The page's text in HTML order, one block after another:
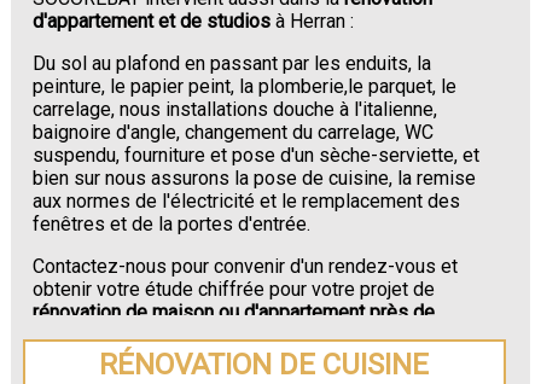
d'appartement et de studios à Herran :
Du sol au plafond en passant par les enduits, la
peinture, le papier peint, la plomberie,le parquet, le
carrelage, nous installations douche à l'italienne,
baignoire d'angle, changement du carrelage, WC
suspendu, fourniture et pose d'un sèche-serviette, et
bien sur nous assurons la pose de cuisine, la remise
aux normes de l'électricité et le remplacement des
fenêtres et de la portes d'entrée.
Contactez-nous pour convenir d'un rendez-vous et
obtenir votre étude chiffrée pour votre projet de
rénovation de maison ou d'appartement près de
Herran.
RÉNOVATION DE CUISINE